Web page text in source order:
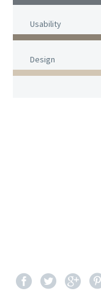
Usability
Design